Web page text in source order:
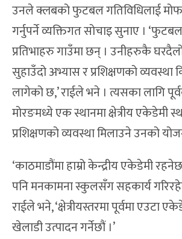
उनले क्लबको फुटबल गतिविधिलाई
गर्नुपर्ने व्यक्तिगत सोचाइ सुनाए ।
प्रतिभाहरु गाउँमा छन् । उनीहरुकै
सुहाउँदो अभ्यास र प्रशिक्षणको व्यवस्था
लागेको छ,’ राईले भने । त्यसका लागि
मोरङमध्ये एक स्थानमा क्षेत्रीय एकेडेमी
प्रशिक्षणको व्यवस्था मिलाउने उनको
‘काठमाडौंमा हाम्रो केन्द्रीय एकेडेमी
पनि मनकामना स्कुलसँग सहकार्य
राईले भने, ‘क्षेत्रीयस्तरमा पूर्वमा एउटा
खेलाडी उत्पादन गर्नेछौं ।’